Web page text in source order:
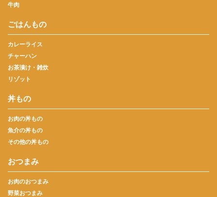
牛肉
ごはんもの
カレーライス
チャーハン
お茶漬け・雑炊
リゾット
丼もの
お肉の丼もの
魚介の丼もの
その他の丼もの
おつまみ
お肉のおつまみ
野菜おつまみ